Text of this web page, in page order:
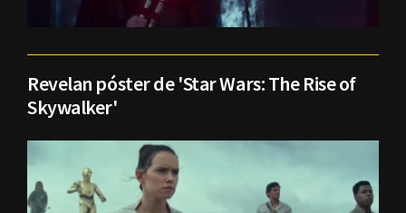
Revelan póster de 'Star Wars: The Rise of
Skywalker'